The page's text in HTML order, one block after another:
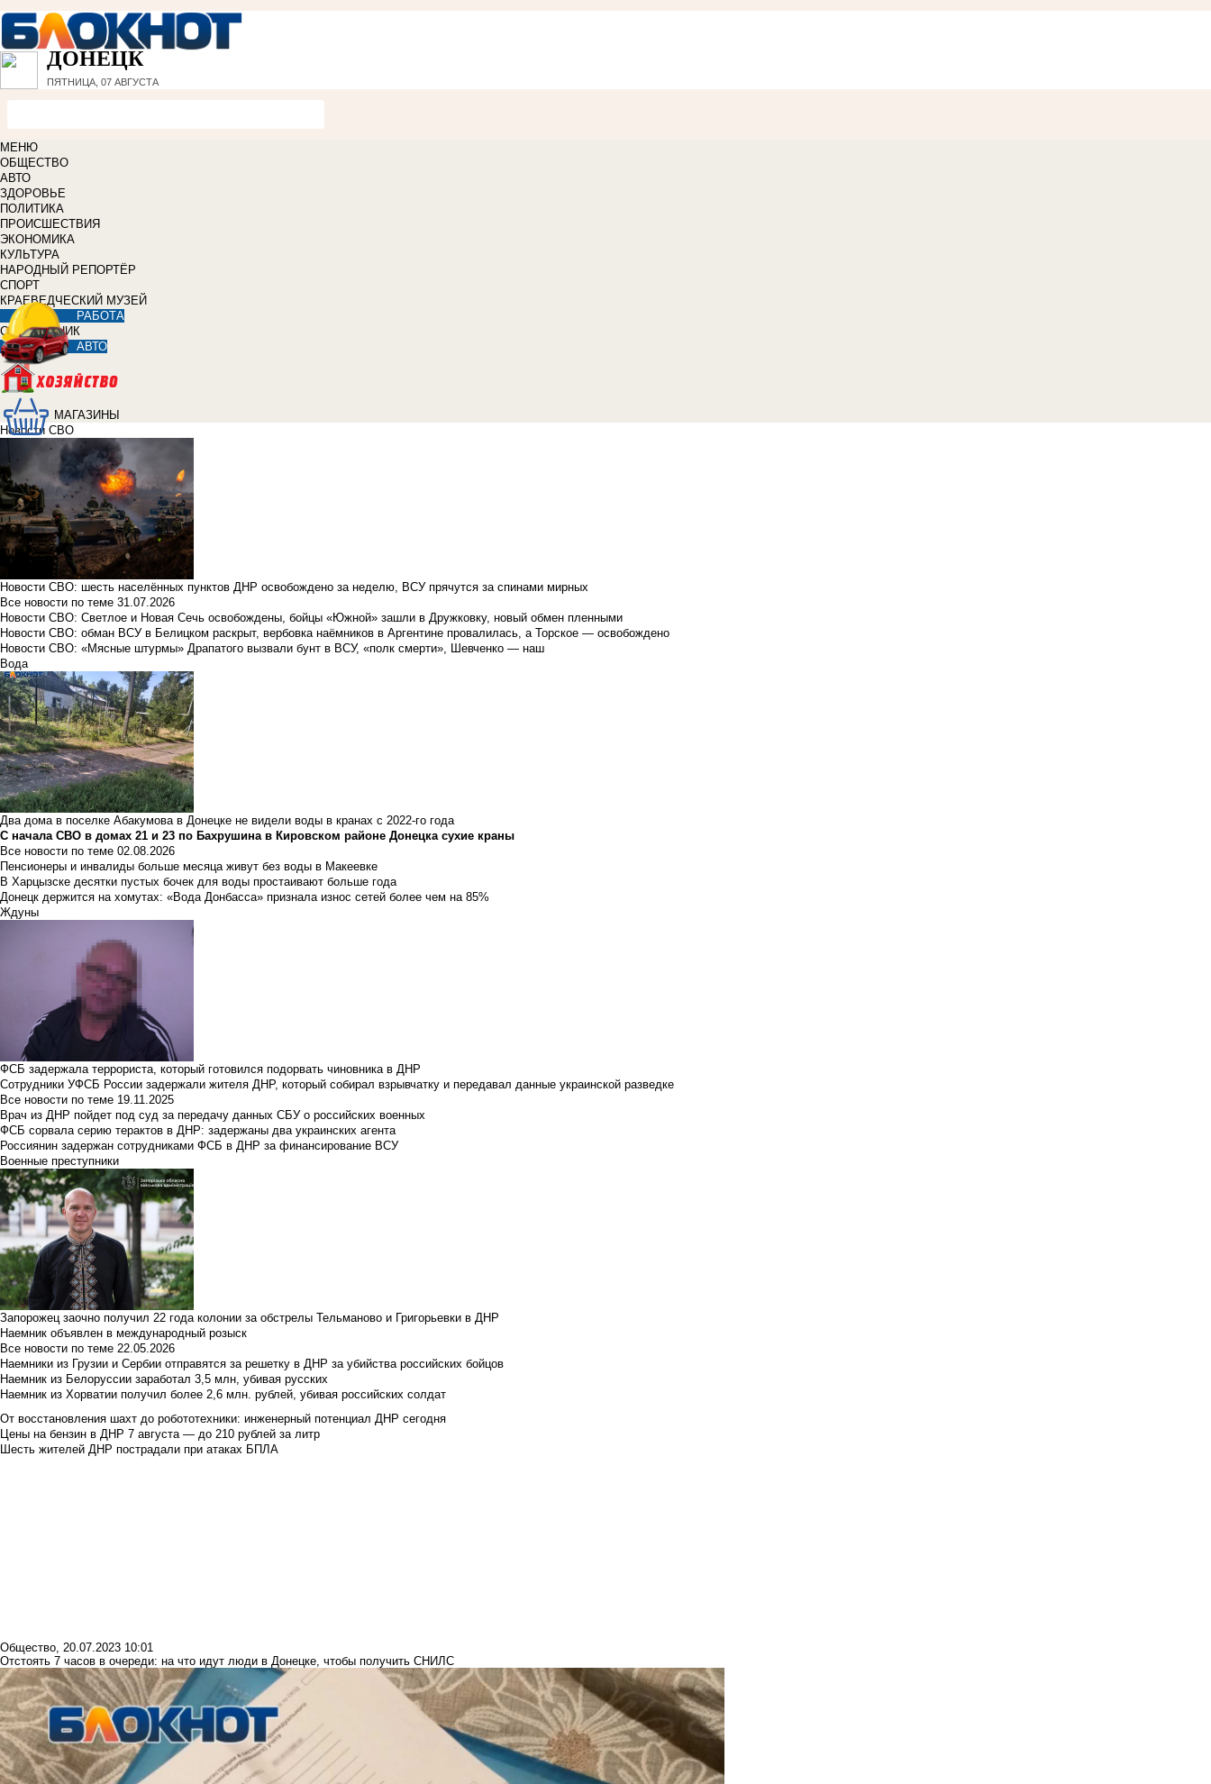
ДОНЕЦК
ПЯТНИЦА, 07 АВГУСТА
МЕНЮ
ОБЩЕСТВО
АВТО
ЗДОРОВЬЕ
ПОЛИТИКА
ПРОИСШЕСТВИЯ
ЭКОНОМИКА
КУЛЬТУРА
НАРОДНЫЙ РЕПОРТЁР
СПОРТ
КРАЕВЕДЧЕСКИЙ МУЗЕЙ
РАБОТА
СПРАВОЧНИК
АВТО
МАГАЗИНЫ
Новости СВО
Новости СВО: шесть населённых пунктов ДНР освобождено за неделю, ВСУ прячутся за спинами мирных
Все новости по теме 31.07.2026
Новости СВО: Светлое и Новая Сечь освобождены, бойцы «Южной» зашли в Дружковку, новый обмен пленными
Новости СВО: обман ВСУ в Белицком раскрыт, вербовка наёмников в Аргентине провалилась, а Торское — освобождено
Новости СВО: «Мясные штурмы» Драпатого вызвали бунт в ВСУ, «полк смерти», Шевченко — наш
Вода
Два дома в поселке Абакумова в Донецке не видели воды в кранах с 2022-го года
С начала СВО в домах 21 и 23 по Бахрушина в Кировском районе Донецка сухие краны
Все новости по теме 02.08.2026
Пенсионеры и инвалиды больше месяца живут без воды в Макеевке
В Харцызске десятки пустых бочек для воды простаивают больше года
Донецк держится на хомутах: «Вода Донбасса» признала износ сетей более чем на 85%
Ждуны
ФСБ задержала террориста, который готовился подорвать чиновника в ДНР
Сотрудники УФСБ России задержали жителя ДНР, который собирал взрывчатку и передавал данные украинской разведке
Все новости по теме 19.11.2025
Врач из ДНР пойдет под суд за передачу данных СБУ о российских военных
ФСБ сорвала серию терактов в ДНР: задержаны два украинских агента
Россиянин задержан сотрудниками ФСБ в ДНР за финансирование ВСУ
Военные преступники
Запорожец заочно получил 22 года колонии за обстрелы Тельманово и Григорьевки в ДНР
Наемник объявлен в международный розыск
Все новости по теме 22.05.2026
Наемники из Грузии и Сербии отправятся за решетку в ДНР за убийства российских бойцов
Наемник из Белоруссии заработал 3,5 млн, убивая русских
Наемник из Хорватии получил более 2,6 млн. рублей, убивая российских солдат
От восстановления шахт до робототехники: инженерный потенциал ДНР сегодня
Цены на бензин в ДНР 7 августа — до 210 рублей за литр
Шесть жителей ДНР пострадали при атаках БПЛА
Общество 20.07.2023 10:01
Отстоять 7 часов в очереди: на что идут люди в Донецке, чтобы получить СНИЛС